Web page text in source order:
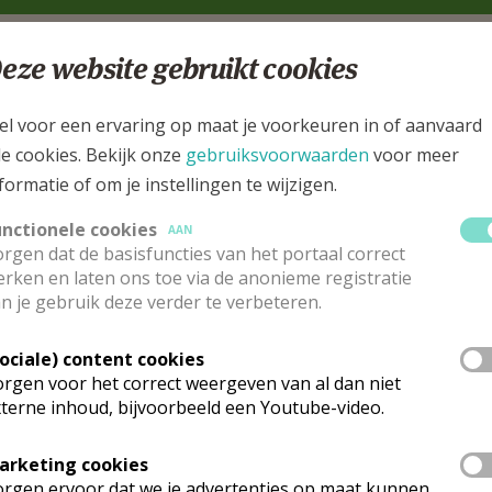
gevonden wat je zocht? Hier vind je links naar kerken,
in of nabijLeuven - Terbank
website gebruikt cookies
voor een ervaring op maat je voorkeuren in of aanvaard
cookies. Bekijk onze gebruiksvoorwaarden voor meer
of om je instellingen te wijzigen.
cookies
AAN
dat de basisfuncties van het portaal correct
en laten ons toe via de anonieme registratie
je gebruik deze verder te verbeteren.
content cookies
voor het correct weergeven van al dan niet
inhoud, bijvoorbeeld een Youtube-video.
cookies